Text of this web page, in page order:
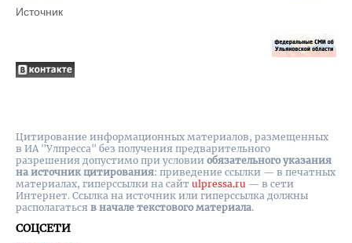
Источник
СОЦСЕТИ
Цитирование информационных материалов, размещенных
в ИА "Улпресса" без получения предварительного
разрешения допустимо при условии обязательного указания
на источник цитирования: приведение ссылки — в печатных
материалах, гиперссылки на cайт ulpressa.ru — в сети
Интернет. Ссылка на источник или гиперссылка должны
располагаться в начале текстового материала.